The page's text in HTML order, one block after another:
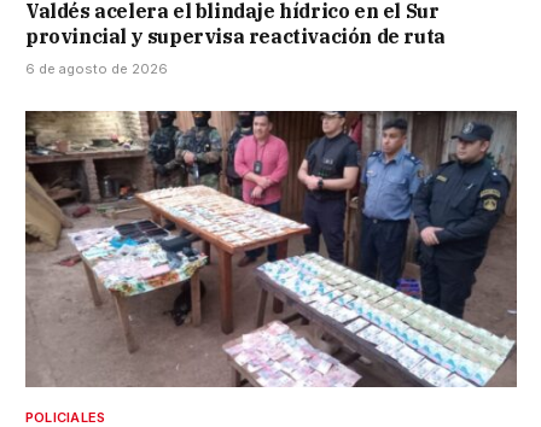
Valdés acelera el blindaje hídrico en el Sur
provincial y supervisa reactivación de ruta
6 de agosto de 2026
POLICIALES